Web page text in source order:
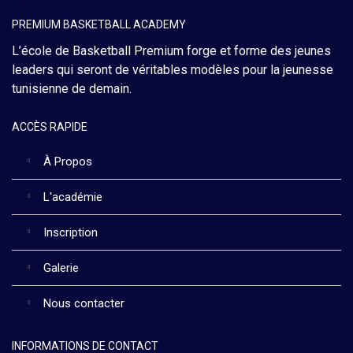
PREMIUM BASKETBALL ACADEMY
L’école de Basketball Premium forge et forme des jeunes
leaders qui seront de véritables modèles pour la jeunesse
tunisienne de demain.
ACCÈS RAPIDE
À Propos
L'académie
Inscription
Galerie
Nous contacter
INFORMATIONS DE CONTACT